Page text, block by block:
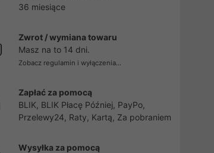
36 miesiące
Zwrot / wymiana towaru
Masz na to 14 dni.
Zobacz regulamin i wyłączenia...
Zapłać za pomocą
BLIK, BLIK Płacę Później, PayPo,
Przelewy24, Raty, Kartą, Za pobraniem
Wysyłka za pomocą